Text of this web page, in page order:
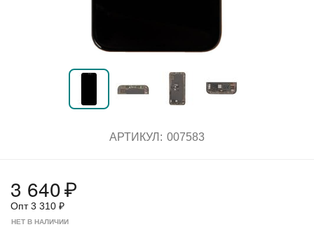
АРТИКУЛ: 007583
3 640₽
Опт3 310 ₽
НЕТ В НАЛИЧИИ